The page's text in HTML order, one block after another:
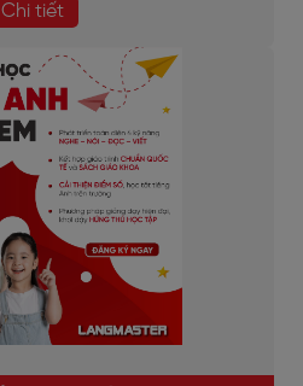
Chi tiết